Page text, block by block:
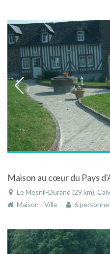
Maison au cœur du Pays
Le Mesnil-Durand (29 km),
Maison - Villa
6